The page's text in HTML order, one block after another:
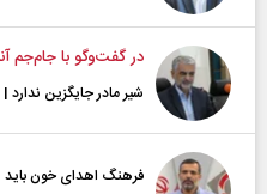
در گفت‌و‌گو با جام‌جم
شیر مادر جایگزین ندارد
فرهنگ اهدای خون